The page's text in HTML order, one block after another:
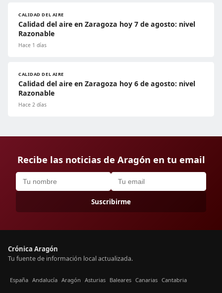
CALIDAD DEL AIRE
Calidad del aire en Zaragoza hoy 7 de agosto: nivel
Razonable
Hace 1 días
CALIDAD DEL AIRE
Calidad del aire en Zaragoza hoy 6 de agosto: nivel
Razonable
Hace 2 días
Recibe las noticias de Aragón en tu email
Suscribirme
Crónica Aragón
Tu fuente de información local actualizada.
España Andalucía Aragón Asturias Baleares Canarias Cantabria